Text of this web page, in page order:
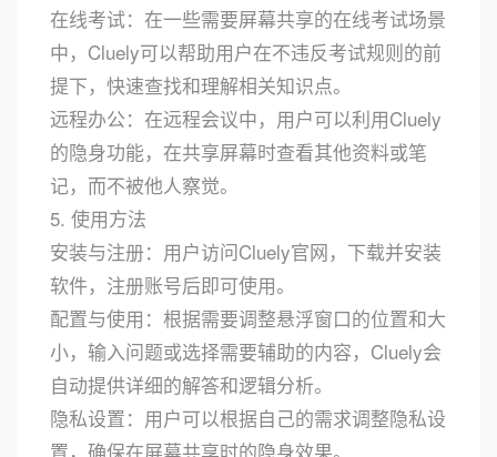
在线考试：在一些需要屏幕共享的在线考试场景
中，Cluely可以帮助用户在不违反考试规则的前
提下，快速查找和理解相关知识点。
远程办公：在远程会议中，用户可以利用Cluely
的隐身功能，在共享屏幕时查看其他资料或笔
记，而不被他人察觉。
5. 使用方法
安装与注册：用户访问Cluely官网，下载并安装
软件，注册账号后即可使用。
配置与使用：根据需要调整悬浮窗口的位置和大
小，输入问题或选择需要辅助的内容，Cluely会
自动提供详细的解答和逻辑分析。
隐私设置：用户可以根据自己的需求调整隐私设
置，确保在屏幕共享时的隐身效果。